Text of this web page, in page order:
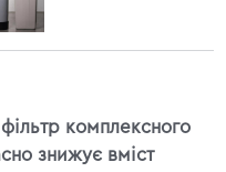
комплексного
знижує вміст